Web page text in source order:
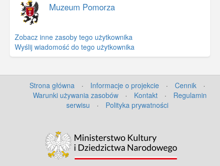
Muzeum Pomorza
Zobacz inne zasoby tego użytkownika
Wyślij wiadomość do tego użytkownika
Strona główna · Informacje o projekcie · Cennik
·
Warunki używania zasobów
· Kontakt ·
Regulamin
serwisu
· Polityka prywatności